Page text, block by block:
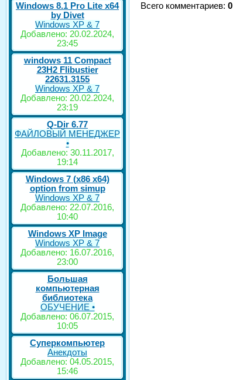
Windows 8.1 Pro Lite x64
by Divet
Windows XP & 7
Добавлено: 20.02.2024,
23:45
windows 11 Compact
23H2 Flibustier
22631.3155
Windows XP & 7
Добавлено: 20.02.2024,
23:19
Q-Dir 6.77
ФАЙЛОВЫЙ МЕНЕДЖЕР
•
Добавлено: 30.11.2017,
19:14
Windows 7 (x86 x64)
option from simup
Windows XP & 7
Добавлено: 22.07.2016,
10:40
Windows XP Image
Windows XP & 7
Добавлено: 16.07.2016,
23:00
Большая
компьютерная
библиотека
ОБУЧЕНИЕ •
Добавлено: 06.07.2015,
10:05
Суперкомпьютер
Анекдоты
Добавлено: 04.05.2015,
15:46
Всего комментариев: 0